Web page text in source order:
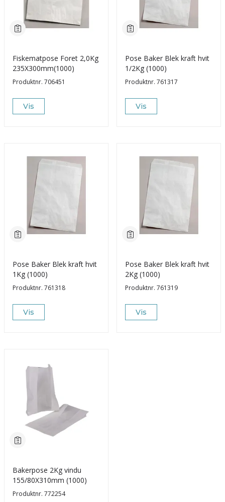
Fiskematpose Foret 2,0Kg
235X300mm(1000)
Produktnr. 706451
Vis
Pose Baker Blek kraft hvit
1/2Kg (1000)
Produktnr. 761317
Vis
Pose Baker Blek kraft hvit
1Kg (1000)
Produktnr. 761318
Vis
Pose Baker Blek kraft hvit
2Kg (1000)
Produktnr. 761319
Vis
Bakerpose 2Kg vindu
155/80X310mm (1000)
Produktnr. 772254